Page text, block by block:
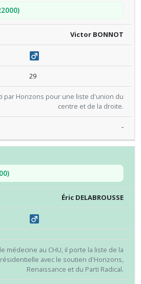
Victor BONNOT
29
par Horizons pour une liste d'union du
centre et de la droite.
-
Éric DELABROUSSE
médecine au CHU, il porte la liste de la
avec le soutien d'Horizons,
Renaissance et du Parti Radical.